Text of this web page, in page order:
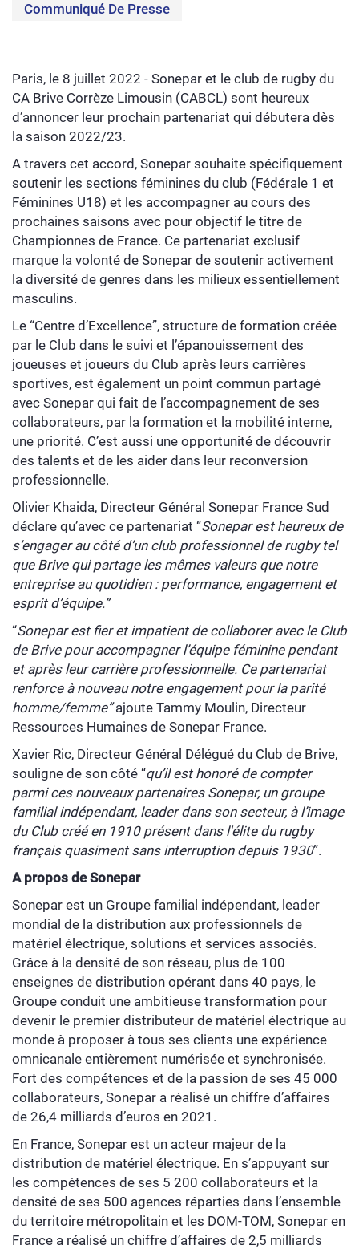
Communiqué De Presse
Paris, le 8 juillet 2022 - Sonepar et le club de rugby du
CA Brive Corrèze Limousin (CABCL) sont heureux
d’annoncer leur prochain partenariat qui débutera dès
la saison 2022/23.
A travers cet accord, Sonepar souhaite spécifiquement
soutenir les sections féminines du club (Fédérale 1 et
Féminines U18) et les accompagner au cours des
prochaines saisons avec pour objectif le titre de
Championnes de France. Ce partenariat exclusif
marque la volonté de Sonepar de soutenir activement
la diversité de genres dans les milieux essentiellement
masculins.
Le “Centre d’Excellence”, structure de formation créée
par le Club dans le suivi et l’épanouissement des
joueuses et joueurs du Club après leurs carrières
sportives, est également un point commun partagé
avec Sonepar qui fait de l’accompagnement de ses
collaborateurs, par la formation et la mobilité interne,
une priorité. C’est aussi une opportunité de découvrir
des talents et de les aider dans leur reconversion
professionnelle.
Olivier Khaida, Directeur Général Sonepar France Sud
déclare qu’avec ce partenariat “Sonepar est heureux de
s’engager au côté d’un club professionnel de rugby tel
que Brive qui partage les mêmes valeurs que notre
entreprise au quotidien : performance, engagement et
esprit d’équipe.”
“Sonepar est fier et impatient de collaborer avec le Club
de Brive pour accompagner l’équipe féminine pendant
et après leur carrière professionnelle. Ce partenariat
renforce à nouveau notre engagement pour la parité
homme/femme”ajoute Tammy Moulin, Directeur
Ressources Humaines de Sonepar France.
Xavier Ric, Directeur Général Délégué du Club de Brive,
souligne de son côté “qu’il est honoré de compter
parmi ces nouveaux partenaires Sonepar, un groupe
familial indépendant, leader dans son secteur, à l’image
du Club créé en 1910 présent dans l'élite du rugby
français quasiment sans interruption depuis 1930”.
A propos de Sonepar
Sonepar est un Groupe familial indépendant, leader
mondial de la distribution aux professionnels de
matériel électrique, solutions et services associés.
Grâce à la densité de son réseau, plus de 100
enseignes de distribution opérant dans 40 pays, le
Groupe conduit une ambitieuse transformation pour
devenir le premier distributeur de matériel électrique au
monde à proposer à tous ses clients une expérience
omnicanale entièrement numérisée et synchronisée.
Fort des compétences et de la passion de ses 45 000
collaborateurs, Sonepar a réalisé un chiffre d’affaires
de 26,4 milliards d’euros en 2021.
En France, Sonepar est un acteur majeur de la
distribution de matériel électrique. En s’appuyant sur
les compétences de ses 5 200 collaborateurs et la
densité de ses 500 agences réparties dans l’ensemble
du territoire métropolitain et les DOM-TOM, Sonepar en
France a réalisé un chiffre d’affaires de 2,5 milliards